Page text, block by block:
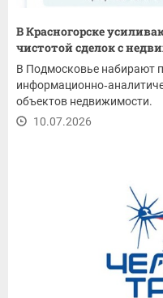
В Красногорске
чистотой сделок с
В Подмосковье набирают
объектов недвижимости.
10.07.2026